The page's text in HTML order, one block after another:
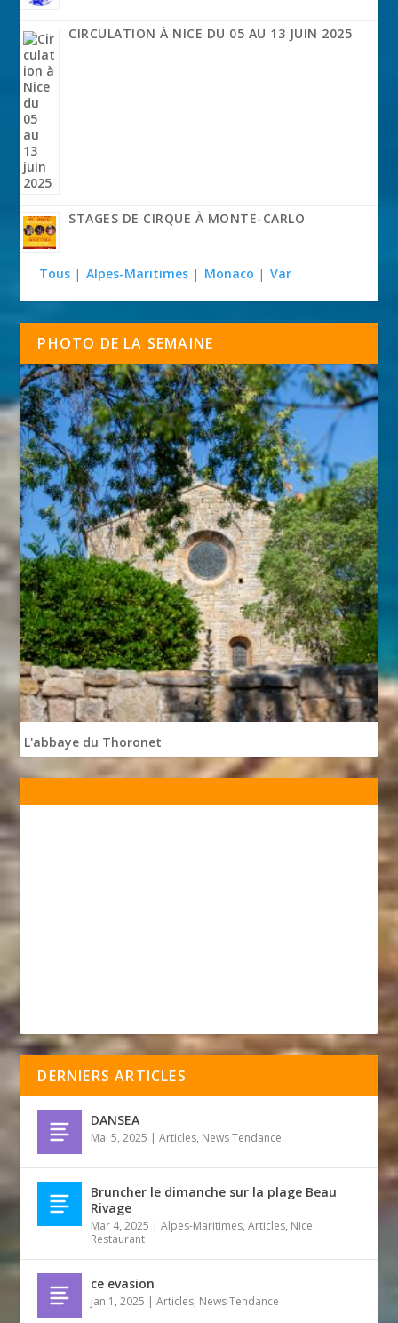
CIRCULATION À NICE DU 05 AU 13 JUIN 2025
STAGES DE CIRQUE À MONTE-CARLO
Tous | Alpes-Maritimes | Monaco | Var
PHOTO DE LA SEMAINE
L'abbaye du Thoronet
DERNIERS ARTICLES
DANSEA
Mai 5, 2025 |Articles, News Tendance
Bruncher le dimanche sur la plage Beau
Rivage
Mar 4, 2025 |Alpes-Maritimes,Articles, Nice,
Restaurant
ce evasion
Jan 1, 2025 |Articles, News Tendance